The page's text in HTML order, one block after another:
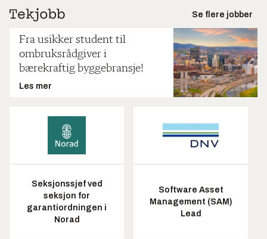
Se flere jobber
Fra usikker student til
ombruksrådgiver i
bærekraftig byggebransje!
Les mer
Seksjonssjef ved
seksjon for
garantiordningen i
Norad
Software Asset
Management (SAM)
Lead